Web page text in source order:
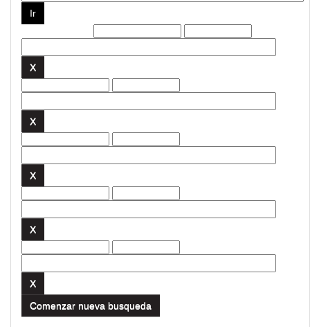
Comenzar nueva busqueda